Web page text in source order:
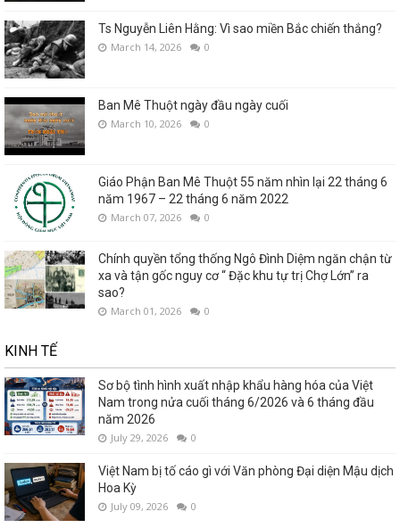
Ts Nguyễn Liên Hằng: Vì sao miền Bắc chiến thắng?
March 14, 2026 0
Ban Mê Thuột ngày đầu ngày cuối
March 10, 2026 0
Giáo Phận Ban Mê Thuột 55 năm nhìn lại 22 tháng 6
năm 1967 – 22 tháng 6 năm 2022
March 07, 2026 0
Chính quyền tổng thống Ngô Đình Diệm ngăn chận từ
xa và tận gốc nguy cơ “ Đặc khu tự trị Chợ Lớn” ra
sao?
March 01, 2026 0
KINH TẾ
Sơ bộ tình hình xuất nhập khẩu hàng hóa của Việt
Nam trong nửa cuối tháng 6/2026 và 6 tháng đầu
năm 2026
July 29, 2026 0
Việt Nam bị tố cáo gì với Văn phòng Đại diện Mậu dịch
Hoa Kỳ
July 09, 2026 0